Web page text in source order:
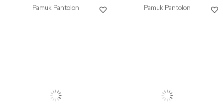
Pamuk Pantolon Pamuk Pantolon